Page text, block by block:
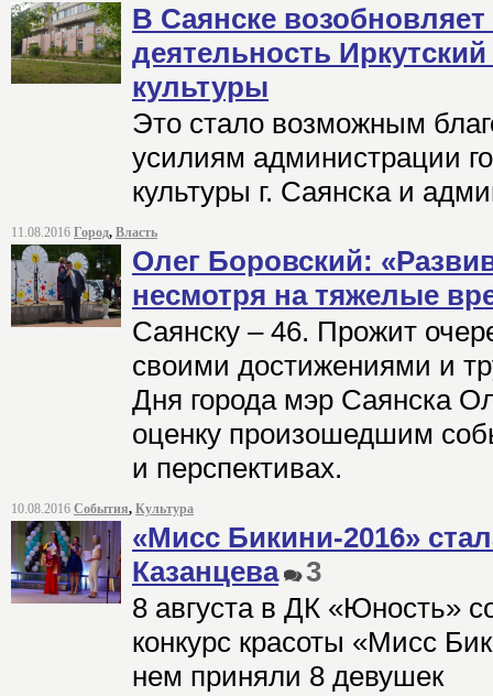
В Саянске
деятельность
культуры
Это стало возможным
усилиям администрации
культуры г. Саянска и
11.08.2016 Город, Власть
Олег Боровский:
несмотря на тяжелые
Саянску – 46. Прожит
своими достижениями и
Дня города мэр Саянска
оценку произошедшим
и перспективах.
10.08.2016 События, Культура
«Мисс Бикини-2016»
Казанцева
3
8 августа в ДК «Юность»
конкурс красоты «Мисс
нем приняли 8 девушек